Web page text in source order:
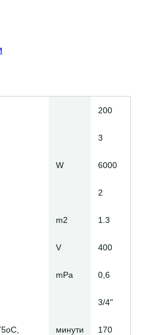
200
3
W 6000
2
m2 1.3
V 400
mPa 0,6
3/4"
минути 170